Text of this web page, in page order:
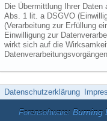
Die Übermittlung Ihrer
Abs. 1 lit. a DSGVO
(Verarbeitung zur Erfüllung
Einwilligung zur
wirkt sich auf die
Datenschutzerklärung
Forensoftware: Burning